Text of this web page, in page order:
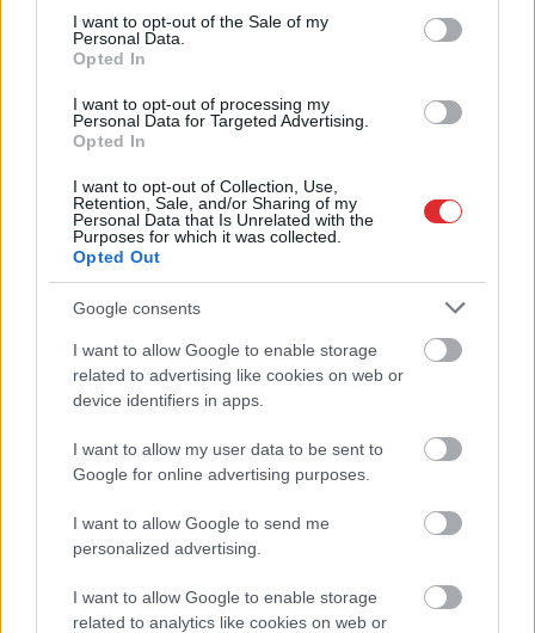
consent section.
I want to opt-out of the Sale of my
Personal Data.
Opted In
I want to opt-out of processing my
Personal Data for Targeted Advertising.
Opted In
I want to opt-out of Collection, Use,
Retention, Sale, and/or Sharing of my
Personal Data that Is Unrelated with the
Purposes for which it was collected.
Opted Out
Google consents
I want to allow Google to enable storage
related to advertising like cookies on web or
device identifiers in apps.
I want to allow my user data to be sent to
Google for online advertising purposes.
I want to allow Google to send me
personalized advertising.
I want to allow Google to enable storage
related to analytics like cookies on web or
viena miljarda
“airBaltic” ir bankrots” –
Šlesers vērtē
aviokompānijas
izredzes
“Izlīda ārā velniņš” –
Kulbergam sanācis
visai neveikls kašķis ar
Atcelt Ziņot